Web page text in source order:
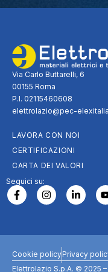
Via Carlo Buttarelli, 6
00155 Roma
P.I. 02115460608
elettrolazio@pec-
LAVORA CON NOI
CERTIFICAZIONI
CARTA DEI VALORI
Seguici su:
Cookie policyPrivacy
Elettrolazio S.p.A. © 2025